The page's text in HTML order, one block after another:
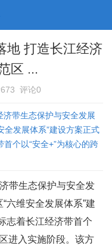
地 打造长江经济
区 ...
评论0
带生态保护与安全发展
全发展体系”建设方案正式
个以“安全+”为核心的跨
带生态保护与安全发
六维安全发展体系”建
志着长江经济带首个
进入实施阶段。该方